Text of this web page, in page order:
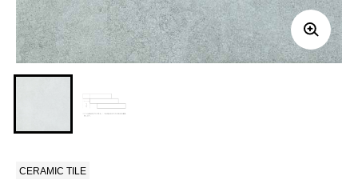
CERAMIC TILE